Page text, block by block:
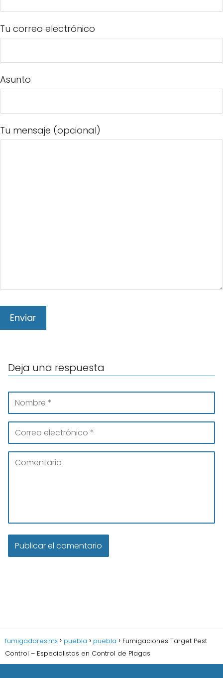
Tu correo electrónico
Asunto
Tu mensaje (opcional)
Deja una respuesta
fumigadores.mx puebla puebla
Fumigaciones Target Pest
Control – Especialistas en Control de Plagas